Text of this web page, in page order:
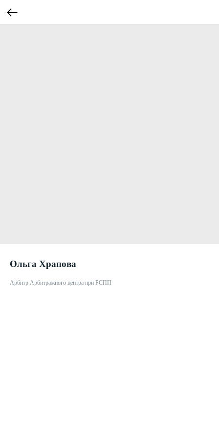
Ольга Храпова
Арбитр Арбитражного центра при РСПП